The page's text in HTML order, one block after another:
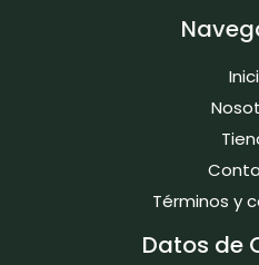
Términos y
Datos de